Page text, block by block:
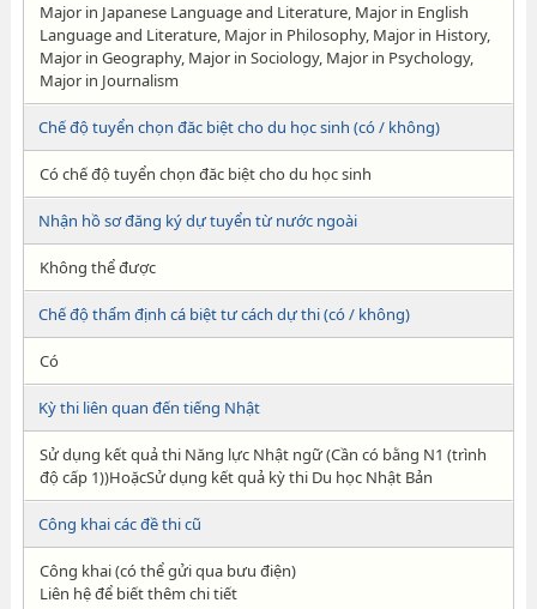
Major in Japanese Language and Literature, Major in English
Language and Literature, Major in Philosophy, Major in History,
Major in Geography, Major in Sociology, Major in Psychology,
Major in Journalism
Chế độ tuyển chọn đăc biệt cho du học sinh (có / không)
Có chế độ tuyển chọn đăc biệt cho du học sinh
Nhận hồ sơ đăng ký dự tuyển từ nước ngoài
Không thể được
Chế độ thẩm định cá biệt tư cách dự thi (có / không)
Có
Kỳ thi liên quan đến tiếng Nhật
Sử dụng kết quả thi Năng lực Nhật ngữ (Cần có bằng N1 (trình
độ cấp 1))HoặcSử dụng kết quả kỳ thi Du học Nhật Bản
Công khai các đề thi cũ
Công khai (có thể gửi qua bưu điện)
Liên hệ để biết thêm chi tiết